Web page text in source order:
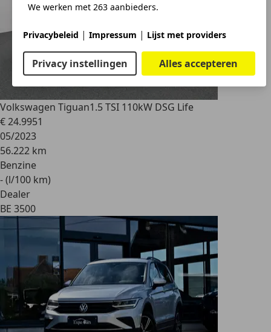
We werken met 263 aanbieders.
Privacybeleid | Impressum | Lijst met providers
Privacy instellingen Alles accepteren
Volkswagen Tiguan1.5 TSI 110kW DSG Life
€ 24.9951
05/2023
56.222 km
Benzine
- (l/100 km)
Dealer
BE 3500